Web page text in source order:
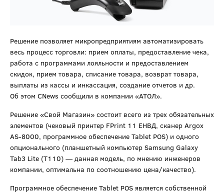
Решение позволяет микропредприятиям автоматизировать
весь процесс торговли: прием оплаты, предоставление чека,
работа с программами лояльности и предоставлением
скидок, прием товара, списание товара, возврат товара,
выплаты из кассы и инкассация, создание отчетов и др.
Об этом CNews сообщили в компании «АТОЛ».
Решение «Свой Магазин» состоит всего из трех обязательных
элементов (чековый принтер FPrint 11 ЕНВД, сканер Argox
AS-8000, программное обеспечение Tablet POS) и одного
опционального (планшетный компьютер Samsung Galaxy
Tab3 Lite (T110) — данная модель, по мнению инженеров
компании, оптимальна по соотношению цена/качество).
Программное обеспечение Tablet POS является собственной